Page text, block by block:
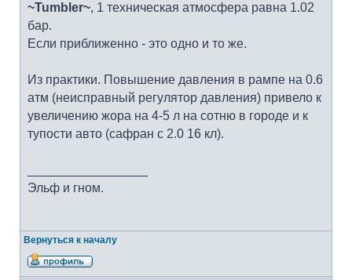
~Tumbler~, 1 техническая атмосфера равна 1.02
бар.
Если приближенно - это одно и то же.
Из практики. Повышение давления в рампе на 0.6
атм (неисправный регулятор давления) привело к
увеличению жора на 4-5 л на сотню в городе и к
тупости авто (сафран с 2.0 16 кл).
Эльф и гном.
Вернуться к началу